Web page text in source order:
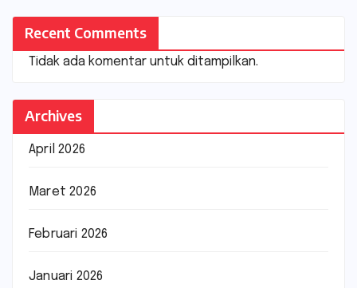
Recent Comments
Tidak ada komentar untuk ditampilkan.
Archives
April 2026
Maret 2026
Februari 2026
Januari 2026